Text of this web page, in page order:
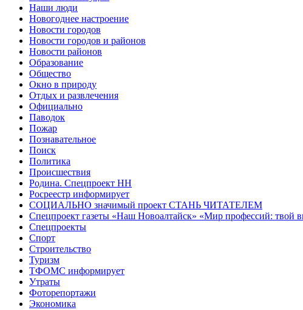
Наши люди
Новогоднее настроение
Новости городов
Новости городов и районов
Новости районов
Образование
Общество
Окно в природу
Отдых и развлечения
Официально
Паводок
Пожар
Познавательное
Поиск
Политика
Происшествия
Родина. Спецпроект НН
Росреестр информирует
СОЦИАЛЬНО значимый проект СТАНЬ ЧИТАТЕЛЕМ
Спецпроект газеты «Наш Новоалтайск» «Мир профессий: твой
Спецпроекты
Спорт
Строительство
Туризм
ТФОМС информирует
Утраты
Фоторепортажи
Экономика